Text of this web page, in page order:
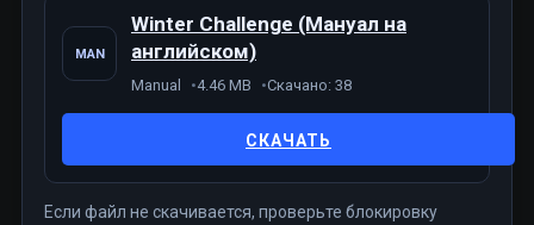
MAN
Winter Challenge (Мануал на
английском)
Manual 4.46 MB Скачано: 38
СКАЧАТЬ
Если файл не скачивается, проверьте блокировку